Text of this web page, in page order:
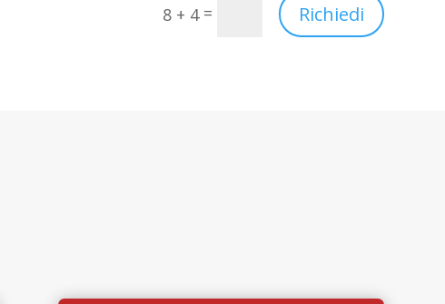
8 + 4= Richiedi